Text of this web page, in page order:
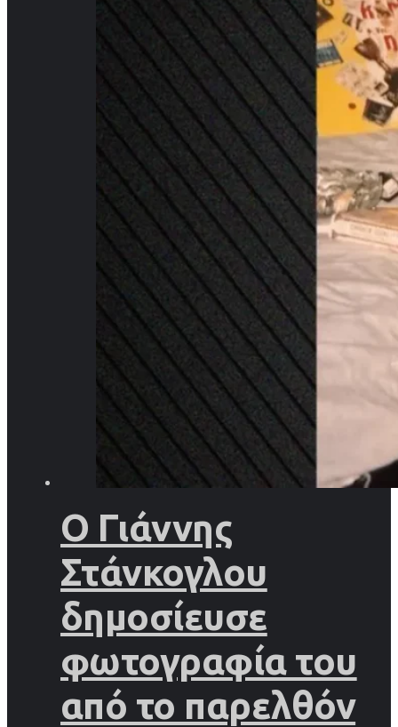
Ο Γιάννης
Στάνκογλου
δημοσίευσε
φωτογραφία του
από το παρελθόν